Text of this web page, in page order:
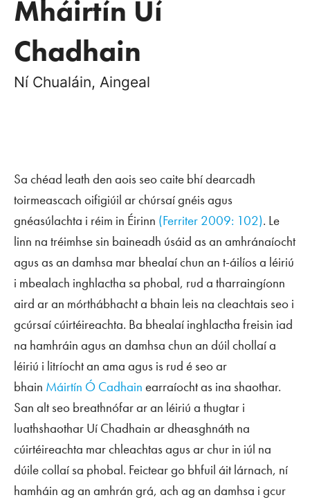
Mháirtín Uí
Chadhain
Ní Chualáin, Aingeal
Sa chéad leath den aois seo caite bhí dearcadh
toirmeascach oifigiúil ar chúrsaí gnéis agus
gnéasúlachta i réim in Éirinn (Ferriter 2009: 102). Le
linn na tréimhse sin baineadh úsáid as an amhránaíocht
agus as an damhsa mar bhealaí chun an t-áilíos a léiriú
i mbealach inghlactha sa phobal, rud a tharraingíonn
aird ar an mórthábhacht a bhain leis na cleachtais seo i
gcúrsaí cúirtéireachta. Ba bhealaí inghlactha freisin iad
na hamhráin agus an damhsa chun an dúil chollaí a
léiriú i litríocht an ama agus is rud é seo ar
bhain Máirtín Ó Cadhain earraíocht as ina shaothar.
San alt seo breathnófar ar an léiriú a thugtar i
luathshaothar Uí Chadhain ar dheasghnáth na
cúirtéireachta mar chleachtas agus ar chur in iúl na
dúile collaí sa phobal. Feictear go bhfuil áit lárnach, ní
hamháin ag an amhrán grá, ach ag an damhsa i gcur